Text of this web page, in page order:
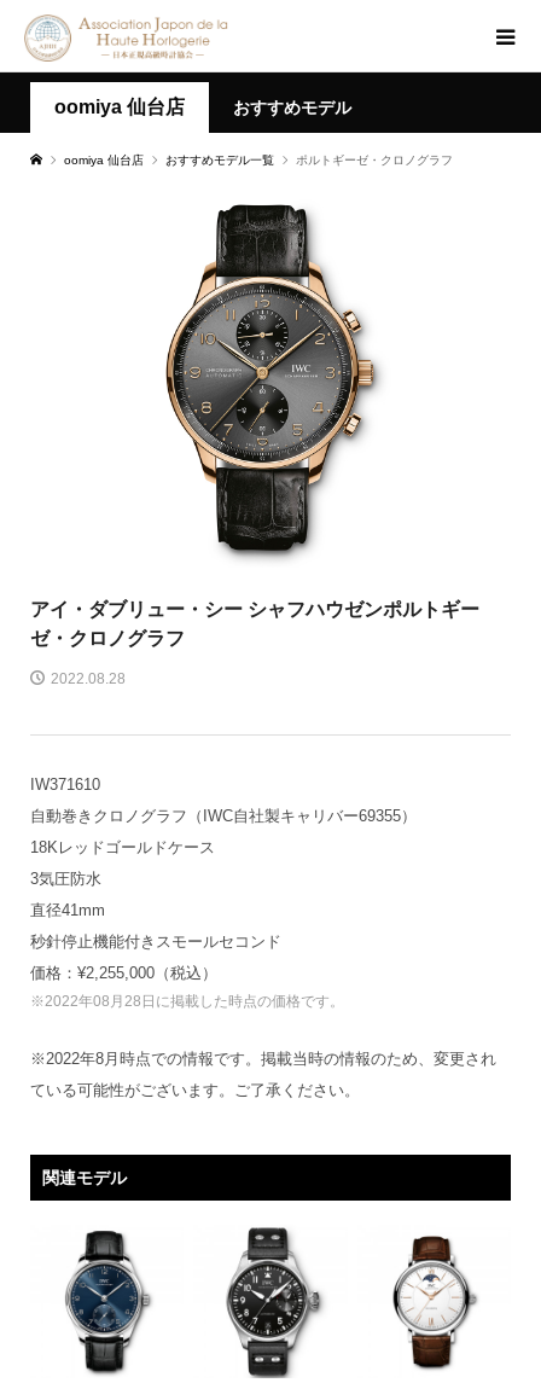
oomiya 仙台店 おすすめモデル
oomiya 仙台店 おすすめモデル一覧 ポルトギーゼ・クロノグラフ
アイ・ダブリュー・シー シャフハウゼンポルトギー
ゼ・クロノグラフ
2022.08.28
IW371610
自動巻きクロノグラフ（IWC自社製キャリバー69355）
18Kレッドゴールドケース
3気圧防水
直径41mm
秒針停止機能付きスモールセコンド
価格：¥2,255,000（税込）
※2022年08月28日に掲載した時点の価格です。
※2022年8月時点での情報です。掲載当時の情報のため、変更され
ている可能性がございます。ご了承ください。
関連モデル